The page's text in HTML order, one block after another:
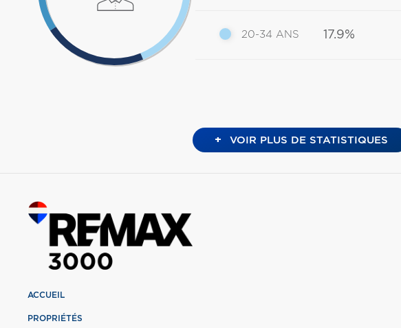
20-34 ANS 17.9%
+ VOIR PLUS DE STATISTIQUES
ACCUEIL
PROPRIÉTÉS